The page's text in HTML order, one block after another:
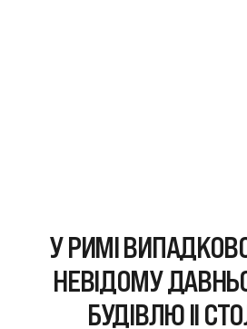
У РИМІ
НЕВІДОМУ
БУДІВЛЮ II